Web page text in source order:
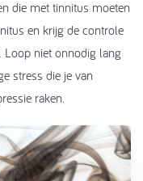
die met tinnitus moeten
en krijg de controle
Loop niet onnodig lang
stress die je van
raken.